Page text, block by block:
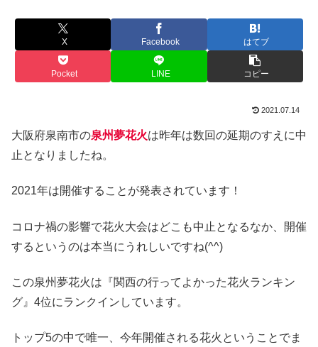
X Facebook はてブ
Pocket LINE コピー
2021.07.14
大阪府泉南市の泉州夢花火は昨年は数回の延期のすえに中
止となりましたね。
2021年は開催することが発表されています！
コロナ禍の影響で花火大会はどこも中止となるなか、開催
するというのは本当にうれしいですね(^^)
この泉州夢花火は『関西の行ってよかった花火ランキン
グ』4位にランクインしています。
トップ5の中で唯一、今年開催される花火ということでま